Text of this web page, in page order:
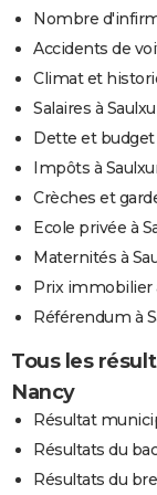
Nombre
Accidents de
Climat et
Salaires à
Dette et budget
Impôts à
Crèches et
Ecole privée à
Maternités à
Prix immobilier
Référendum à
Tous les
Nancy
Résultat
Résultats du
Résultats du